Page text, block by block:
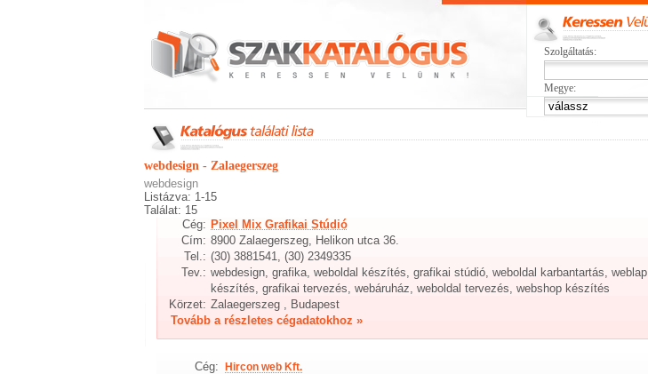
Szolgáltatás:
Megye:
webdesign - Zalaegerszeg
webdesign
Listázva: 1-15
Találat: 15
Cég: Pixel Mix Grafikai Stúdió
Cím: 8900 Zalaegerszeg, Helikon utca 36.
Tel.: (30) 3881541, (30) 2349335
Tev.: webdesign, grafika, weboldal készítés, grafikai stúdió, weboldal karbantartás, weblap
készítés, grafikai tervezés, webáruház, weboldal tervezés, webshop készítés
Körzet: Zalaegerszeg , Budapest
Tovább a részletes cégadatokhoz »
Cég: Hircon web Kft.